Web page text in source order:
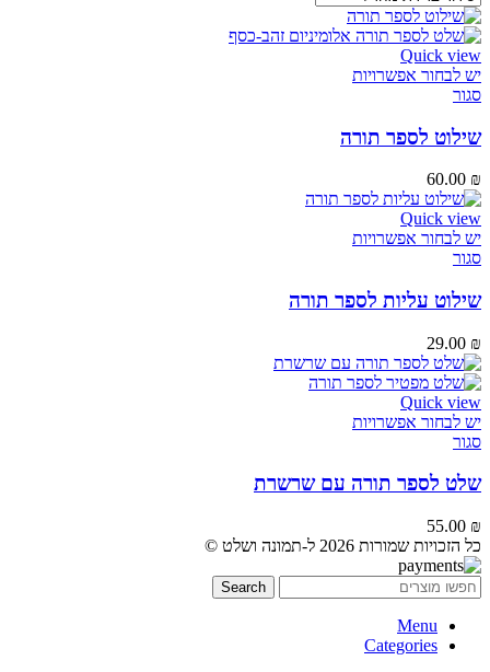
Quick view
יש לבחור אפשרויות
סגור
שילוט לספר תורה
60.00 ₪
Quick view
יש לבחור אפשרויות
סגור
שילוט עליות לספר תורה
29.00 ₪
Quick view
יש לבחור אפשרויות
סגור
שלט לספר תורה עם שרשרת
55.00 ₪
כל הזכויות שמורות 2026 ל-תמונה ושלט ©
Search
Menu
Categories